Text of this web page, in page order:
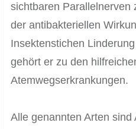
sichtbaren Parallelnerven
der antibakteriellen
Insektenstichen
gehört er zu den
Atemwegserkrankungen.
Alle genannten Arten